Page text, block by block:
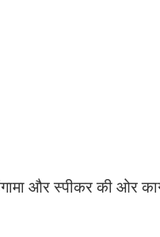
और स्पीकर की ओर